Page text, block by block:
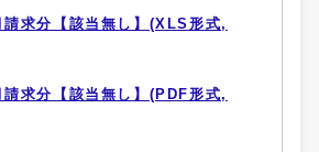
求分【該当無し】(XLS形式,
求分【該当無し】(PDF形式,